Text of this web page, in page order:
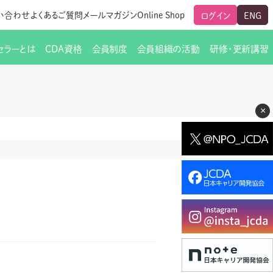
×
合わせよくあるご質問 メールマガジンOnline Shop ログイン ENG
人生すごろく金の糸
ラーとは CDA資格 会員制度 会員組織の活動
研究会・啓発交流会の活動報告
研修・更新講習
必要書類ダウンロード（ピアトレ）